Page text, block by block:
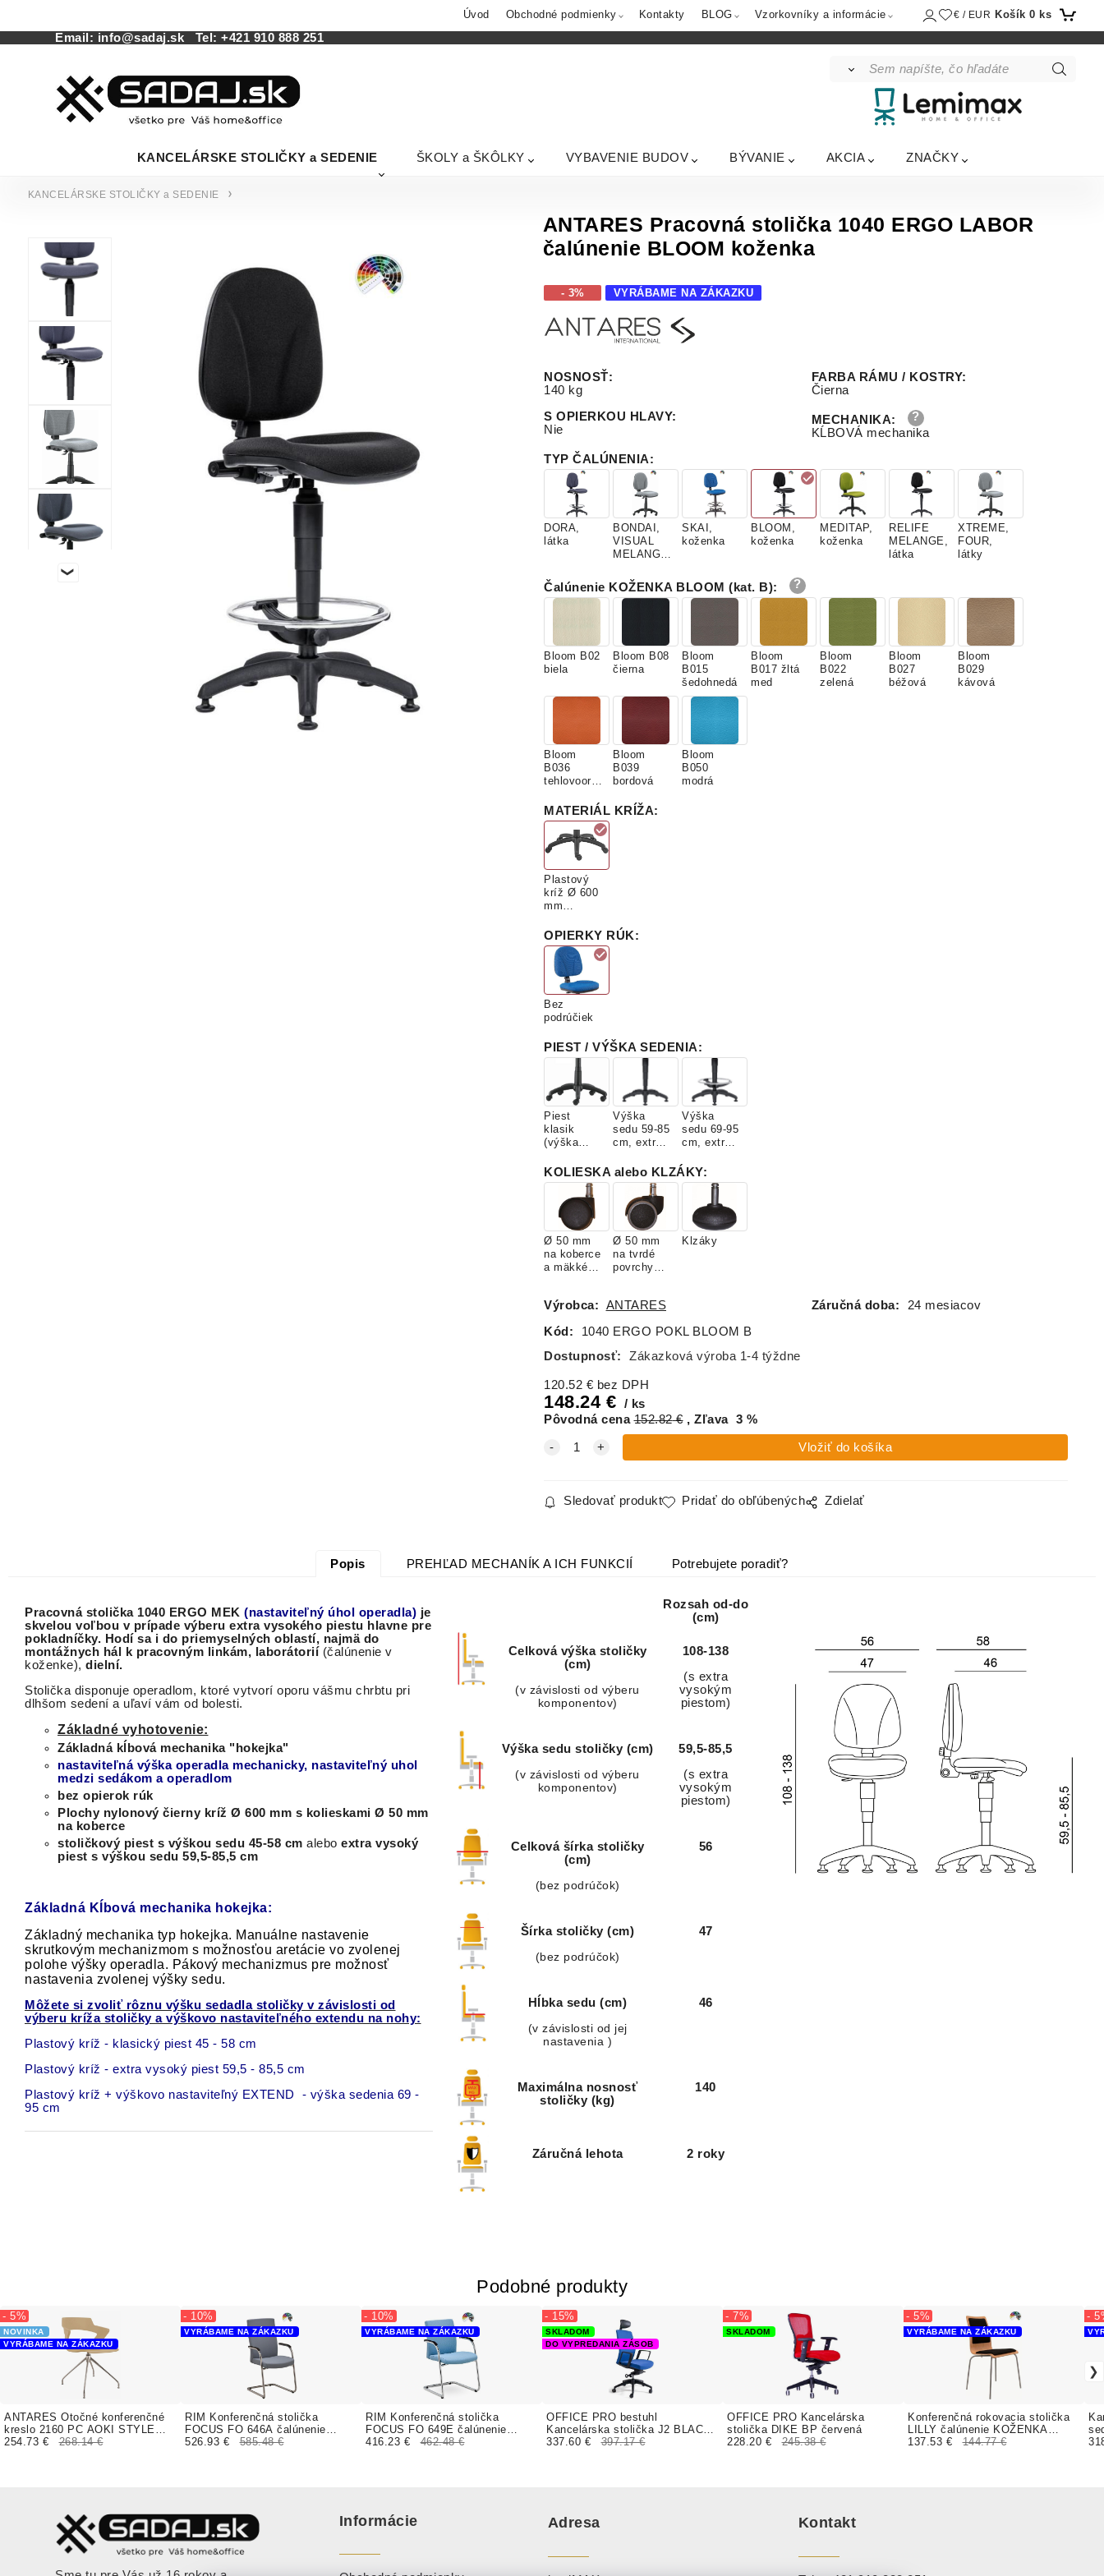
Úvod Obchodné podmienky Kontakty BLOG Vzorkovníky a informácie € / EUR Košík 0 ks
Email: info@sadaj.sk Tel:+421 910 888 251
KANCELÁRSKE STOLIČKY a SEDENIE ŠKOLY a ŠKÔLKY VYBAVENIE BUDOV BÝVANIE AKCIA ZNAČKY
KANCELÁRSKE STOLIČKY a SEDENIE
ANTARES Pracovná stolička 1040 ERGO LABOR
čalúnenie BLOOM koženka
- 3% VYRÁBAME NA ZÁKAZKU
NOSNOSŤ:
140 kg
FARBA RÁMU / KOSTRY:
Čierna
S OPIERKOU HLAVY:
Nie
MECHANIKA:
KĹBOVÁ mechanika
TYP ČALÚNENIA:
DORA,
látka
BONDAI,
VISUAL
MELANGE,
SKAI,
koženka
BLOOM,
koženka
MEDITAP,
koženka
RELIFE
MELANGE,
látka
XTREME,
FOUR,
látky
Čalúnenie KOŽENKA BLOOM (kat. B):
Bloom B02
biela
Bloom B08
čierna
Bloom
B015
šedohnedá
Bloom
B017 žltá
med
Bloom
B022
zelená
Bloom
B027
béžová
Bloom
B029
kávová
Bloom
B036
tehlovoora
Bloom
B039
bordová
Bloom
B050
modrá
MATERIÁL KRÍŽA:
Plastový
kríž Ø 600
mm
OPIERKY RÚK:
Bez
podrúčiek
PIEST / VÝŠKA SEDENIA:
Piest
klasik
(výška
cm)
Výška
sedu 59-85
cm, extra
piest
Výška
sedu 69-95
cm, extra
piest s
kruhom
KOLIESKA alebo KLZÁKY:
Ø 50 mm
na koberce
a mäkké
Ø 50 mm
na tvrdé
povrchy
Klzáky
Výrobca: ANTARES Záručná doba:
24 mesiacov
Kód:
1040 ERGO POKL BLOOM B
Dostupnosť:
Zákazková výroba 1-4 týždne
120.52 € bez DPH
148.24€
ks
Pôvodná cena 152.82€ Zľava 3 %
Sledovať produkt Pridať do obľúbených Zdielať
Popis PREHĽAD MECHANÍK A ICH FUNKCIÍ Potrebujete poradiť?
Pracovná stolička 1040 ERGO MEK (nastaviteľný úhol operadla) je
skvelou voľbou v prípade výberu extra vysokého piestu hlavne pre
pokladníčky. Hodí sa i do priemyselných oblastí, najmä do
montážnych hál k pracovným linkám, laborátorií (čalúnenie v
koženke), dielní.
Stolička disponuje operadlom, ktoré vytvorí oporu vášmu chrbtu pri
dlhšom sedení a uľaví vám od bolesti.
Základné vyhotovenie:
Základná kĺbová mechanika "hokejka"
nastaviteľná výška operadla mechanicky, nastaviteľný uhol
medzi sedákom a operadlom
bez opierok rúk
Plochy nylonový čierny kríž Ø 600 mm s kolieskami Ø 50 mm
na koberce
stoličkový piest s výškou sedu 45-58 cm alebo extra vysoký
piest s výškou sedu 59,5-85,5 cm
Základná Kĺbová mechanika hokejka:
Základný mechanika typ hokejka. Manuálne nastavenie
skrutkovým mechanizmom s možnosťou aretácie vo zvolenej
polohe výšky operadla. Pákový mechanizmus pre možnosť
nastavenia zvolenej výšky sedu.
Môžete si zvoliť rôznu výšku sedadla stoličky v závislosti od
výberu kríža stoličky a výškovo nastaviteľného extendu na nohy:
Plastový kríž - klasický piest 45 - 58 cm
Plastový kríž - extra vysoký piest 59,5 - 85,5 cm
Plastový kríž + výškovo nastaviteľný EXTEND - výška sedenia 69 -
95 cm
Rozsah od-do
(cm)
Celková výška stoličky
(cm)
(v závislosti od výberu
komponentov)
108-138
(s extra
vysokým
piestom)
Výška sedu stoličky (cm)
(v závislosti od výberu
komponentov)
59,5-85,5
(s extra
vysokým
piestom)
Celková šírka stoličky
(cm)
(bez podrúčok)
56
Šírka stoličky (cm)
(bez podrúčok)
47
Hĺbka sedu (cm)
(v závislosti od jej
nastavenia )
46
Maximálna nosnosť
stoličky (kg)
140
Záručná lehota 2 roky
Podobné produkty
ANTARES Otočné konferenčné
kreslo 2160 PC AOKI STYLE
celoplastové
NOVINKA
VYRÁBAME NA ZÁKAZKU
- 5%
254.73 € 268.14 €
RIM Konferenčná stolička
FOCUS FO 646A čalúnenie
BLAZER, FLAX
VYRÁBAME NA ZÁKAZKU
- 10%
526.93 € 585.48 €
RIM Konferenčná stolička
FOCUS FO 649E čalúnenie
SILVERTEX koženka
VYRÁBAME NA ZÁKAZKU
- 10%
416.23 € 462.48 €
OFFICE PRO bestuhl
Kancelárska stolička J2 BLACK
SP modrá
SKLADOM
DO VYPREDANIA ZÁSOB
- 15%
337.60 € 397.17 €
OFFICE PRO Kancelárska
stolička DIKE BP červená
SKLADOM
- 7%
228.20 € 245.38 €
Konferenčná rokovacia stolička
LILLY čalúnenie KOŽENKA
Arizona
VYRÁBAME NA ZÁKAZKU
- 5%
137.53 € 144.77 €
-
Informácie Adresa Kontakt